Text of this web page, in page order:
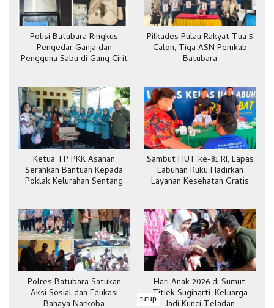
Polisi Batubara Ringkus
Pengedar Ganja dan
Pengguna Sabu di Gang Cirit
Pilkades Pulau Rakyat Tua 5
Calon, Tiga ASN Pemkab
Batubara
Ketua TP PKK Asahan
Serahkan Bantuan Kepada
Poklak Kelurahan Sentang
Sambut HUT ke-81 RI, Lapas
Labuhan Ruku Hadirkan
Layanan Kesehatan Gratis
Polres Batubara Satukan
Aksi Sosial dan Edukasi
Bahaya Narkoba
Hari Anak 2026 di Sumut,
Titiek Sugiharti: Keluarga
Jadi Kunci Teladan
tutup